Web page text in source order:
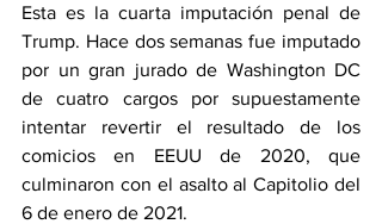
Esta es la cuarta imputación penal de
Trump. Hace dos semanas fue imputado
por un gran jurado de Washington DC
de cuatro cargos por supuestamente
intentar revertir el resultado de los
comicios en EEUU de 2020, que
culminaron con el asalto al Capitolio del
6 de enero de 2021.